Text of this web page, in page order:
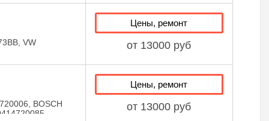
VW
Цены, ремонт
от 13000 руб
BOSCH
Цены, ремонт
от 13000 руб